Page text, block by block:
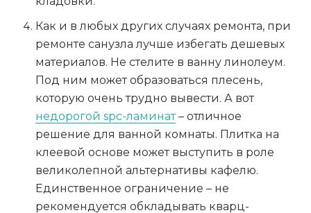
Как и в любых других случаях ремонта, при
ремонте санузла лучше избегать дешевых
материалов. Не стелите в ванну линолеум.
Под ним может образоваться плесень,
которую очень трудно вывести. А вот
недорогой spc-ламинат– отличное
решение для ванной комнаты. Плитка на
клеевой основе может выступить в роле
великолепной альтернативы кафелю.
Единственное ограничение – не
рекомендуется обкладывать кварц-